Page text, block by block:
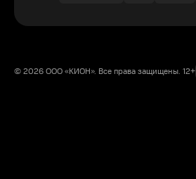
© 2026 ООО «КИОН». Все права защищены. 12+